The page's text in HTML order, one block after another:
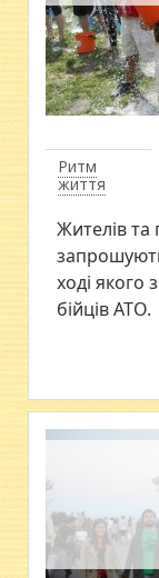
Ритм
життя
Жителів та
ході
бійців АТО.